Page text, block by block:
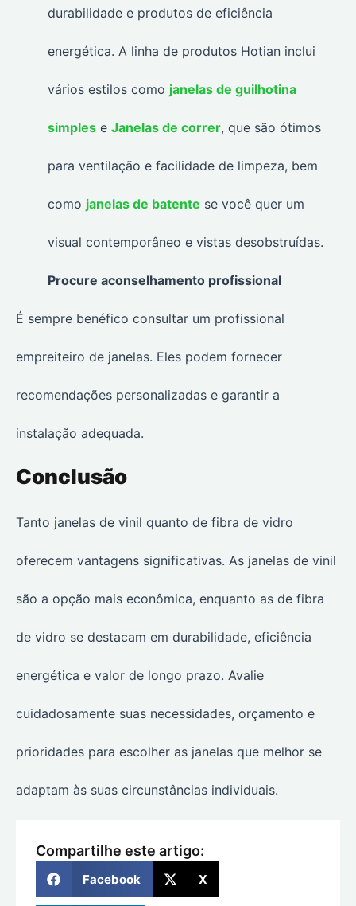
durabilidade e produtos de eficiência
energética. A linha de produtos Hotian inclui
vários estilos como janelas de guilhotina
simples e Janelas de correr, que são ótimos
para ventilação e facilidade de limpeza, bem
como janelas de batente se você quer um
visual contemporâneo e vistas desobstruídas.
Procure aconselhamento profissional
É sempre benéfico consultar um profissional
empreiteiro de janelas. Eles podem fornecer
recomendações personalizadas e garantir a
instalação adequada.
Conclusão
Tanto janelas de vinil quanto de fibra de vidro
oferecem vantagens significativas. As janelas de vinil
são a opção mais econômica, enquanto as de fibra
de vidro se destacam em durabilidade, eficiência
energética e valor de longo prazo. Avalie
cuidadosamente suas necessidades, orçamento e
prioridades para escolher as janelas que melhor se
adaptam às suas circunstâncias individuais.
Compartilhe este artigo:
Facebook X